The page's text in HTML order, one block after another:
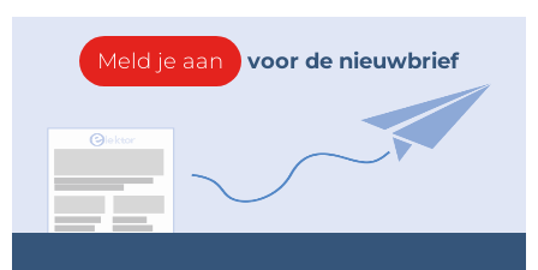
Meld je aan voor de nieuwbrief